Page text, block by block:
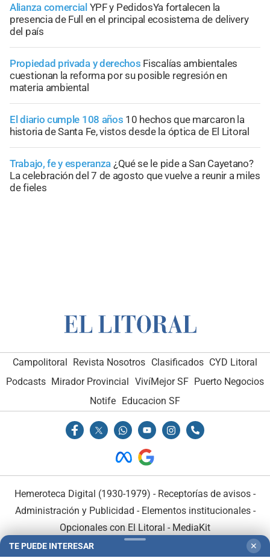
Alianza comercial YPF y PedidosYa fortalecen la
presencia de Full en el principal ecosistema de delivery
del país
Propiedad privada y derechos Fiscalías ambientales
cuestionan la reforma por su posible regresión en
materia ambiental
El diario cumple 108 años 10 hechos que marcaron la
historia de Santa Fe, vistos desde la óptica de El Litoral
Trabajo, fe y esperanza ¿Qué se le pide a San Cayetano?
La celebración del 7 de agosto que vuelve a reunir a miles
de fieles
Campolitoral Revista Nosotros Clasificados CYD Litoral
Podcasts Mirador Provincial VivíMejor SF Puerto Negocios
Notife Educacion SF
Hemeroteca Digital (1930-1979) - Receptorías de avisos -
Administración y Publicidad - Elementos institucionales-
Opcionales con El Litoral - MediaKit
TE PUEDE INTERESAR ✕